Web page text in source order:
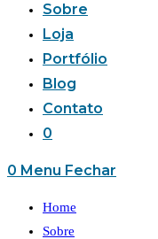
Sobre
Loja
Portfólio
Blog
Contato
0
0 Menu Fechar
Home
Sobre